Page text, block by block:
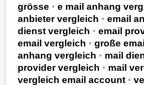
grösse • e mail anhang
anbieter vergleich • email
dienst vergleich • email
email vergleich • große
anhang vergleich • mail
provider vergleich • mail
vergleich email account •